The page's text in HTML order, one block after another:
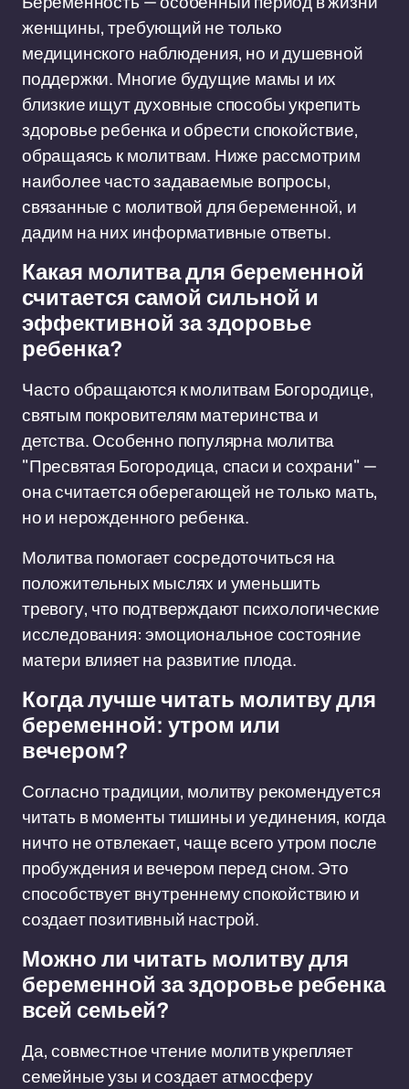
женщины, требующий не только
медицинского наблюдения, но и душевной
поддержки. Многие будущие мамы и их
близкие ищут духовные способы укрепить
здоровье ребенка и обрести спокойствие,
обращаясь к молитвам. Ниже рассмотрим
наиболее часто задаваемые вопросы,
связанные с молитвой для беременной, и
дадим на них информативные ответы.
Какая молитва для беременной
считается самой сильной и
эффективной за здоровье
ребенка?
Часто обращаются к молитвам Богородице,
святым покровителям материнства и
детства. Особенно популярна молитва
"Пресвятая Богородица, спаси и сохрани" —
она считается оберегающей не только мать,
но и нерожденного ребенка.
Молитва помогает сосредоточиться на
положительных мыслях и уменьшить
тревогу, что подтверждают психологические
исследования: эмоциональное состояние
матери влияет на развитие плода.
Когда лучше читать молитву для
беременной: утром или
вечером?
Согласно традиции, молитву рекомендуется
читать в моменты тишины и уединения, когда
ничто не отвлекает, чаще всего утром после
пробуждения и вечером перед сном. Это
способствует внутреннему спокойствию и
создает позитивный настрой.
Можно ли читать молитву для
беременной за здоровье ребенка
всей семьей?
Да, совместное чтение молитв укрепляет
семейные узы и создает атмосферу